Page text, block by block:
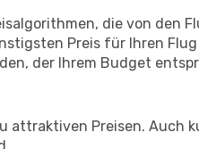
die von den
Preis für Ihren
der Ihrem Budget
attraktiven Preisen. Auch